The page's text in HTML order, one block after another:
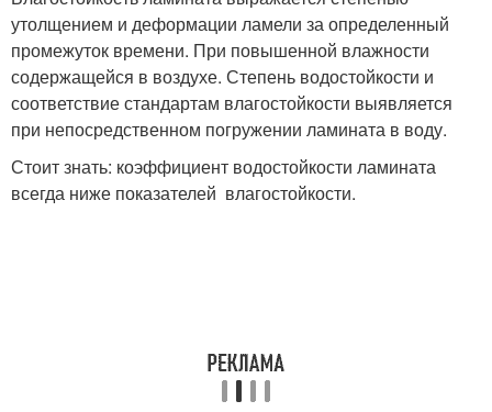
утолщением и деформации ламели за определенный
промежуток времени. При повышенной влажности
содержащейся в воздухе. Степень водостойкости и
соответствие стандартам влагостойкости выявляется
при непосредственном погружении ламината в воду.
Стоит знать: коэффициент водостойкости ламината
всегда ниже показателей влагостойкости.